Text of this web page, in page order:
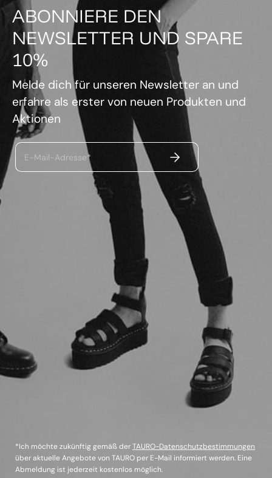
ABONNIERE DEN
NEWSLETTER UND SPARE
10%
Melde dich für unseren Newsletter an und
erfahre als erster von neuen Produkten und
Aktionen
E-Mail-Adresse* ABSENDEN
*Ich möchte zukünftig gemäß derTAURO-Datenschutzbestimmungen
über aktuelle Angebote von TAURO per E-Mail informiert werden. Eine
Abmeldung ist jederzeit kostenlos möglich.